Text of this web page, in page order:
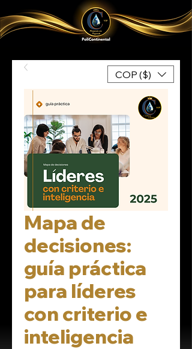
Mapa de
decisiones:
guía práctica
para líderes
con criterio e
inteligencia
COP ($)